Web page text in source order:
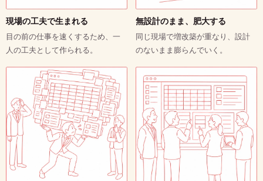
現場の工夫で生まれる
目の前の仕事を速くするため、一
人の工夫として作られる。
無設計のまま、肥大する
同じ現場で増改築が重なり、設計
のないまま膨らんでいく。